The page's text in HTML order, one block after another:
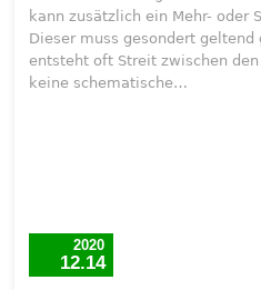
kann zusätzlich ein Mehr- oder
Dieser muss gesondert
entsteht oft Streit zwischen
keine schematische…
2020
12.14